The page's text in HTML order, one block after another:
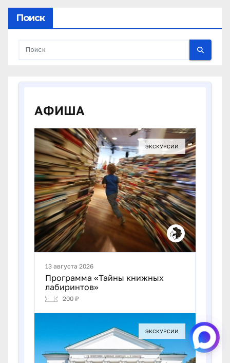
Поиск